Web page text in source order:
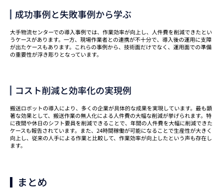
成功事例と失敗事例から学ぶ
大手物流センターでの導入事例では、作業効率が向上し、人件費を削減できたとい
うケースがあります。一方、現場作業者との連携が不十分で、導入後の運用に支障
が出たケースもあります。これらの事例から、技術面だけでなく、運用面での準備
の重要性が浮き彫りとなっています。
コスト削減と効率化の実現例
搬送ロボットの導入により、多くの企業が具体的な成果を実現しています。最も顕
著な効果として、搬送作業の無人化による人件費の大幅な削減が挙げられます。特
に夜間や休日のシフト要員を削減できることで、年間の人件費を大幅に削減できた
ケースも報告されています。また、24時間稼働が可能になることで生産性が大きく
向上し、従来の人手による作業と比較して、作業効率が向上したという声も存在し
ます。
まとめ